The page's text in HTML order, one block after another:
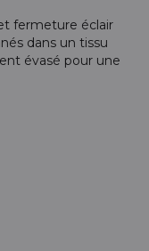
fermeture éclair
dans un tissu
évasé pour une